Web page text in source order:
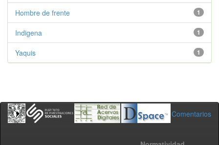
1
Hombre de frente
1
Indigena
1
Yaquis
Comentarios